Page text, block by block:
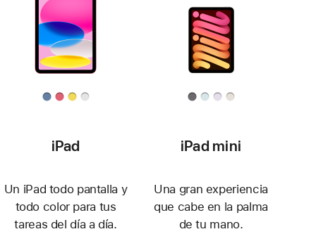
iPad
Un iPad todo pantalla y
todo color para tus
tareas del día a día.
iPad mini
Una gran experiencia
que cabe en la palma
de tu mano.